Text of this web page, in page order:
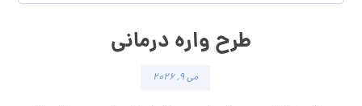
طرح واره درمانی
می ۹, ۲۰۲۶